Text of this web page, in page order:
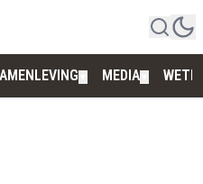
MEDIA